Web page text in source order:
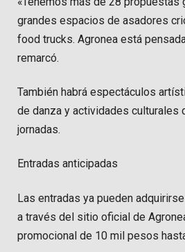
grandes espacios de asadores
food trucks. Agronea está
remarcó.
También habrá espectáculos
de danza y actividades culturales
jornadas.
Entradas anticipadas
Las entradas ya pueden
a través del sitio oficial de
promocional de 10 mil pesos